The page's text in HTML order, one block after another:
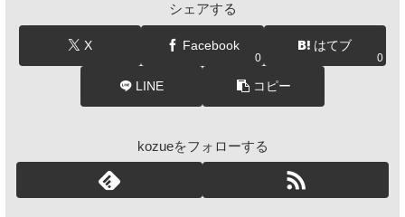
シェアする
X Facebook
0
はてブ
0
LINE コピー
kozueをフォローする